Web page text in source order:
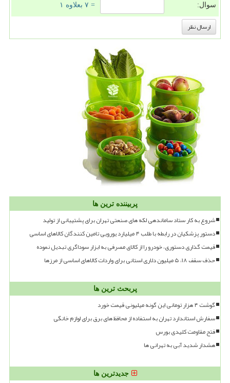
سوال: = ۷ بعلاوه ۱
پربیننده ترین ها
شروع به کار ستاد ساماندهی لکه های صنعتی تهران برای پشتیبانی از تولید
دستور پزشکیان در رابطه با طلب ۴ میلیارد یورویی تامین کنندگان کالاهای اساسی
قیمت گذاری دستوری، خودرو را از کالای مصرفی به ابزار سوداگری تبدیل نموده
حذف سقف ۱۸، ۵ میلیون دلاری استانی برای واردات کالاهای اساسی از مرزها
پربحث ترین ها
گوشت ۴ هزار تومانی این گونه میلیونی قیمت خورد
سفارش استاندارد تهران به استفاده از محافظ های برق برای لوازم خانگی
فتح مقاومت کلیدی بورس
هشدار شدید آبی به تهرانی ها
جدیدترین ها